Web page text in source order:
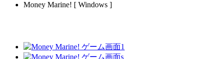
Money Marine! [ Windows ]